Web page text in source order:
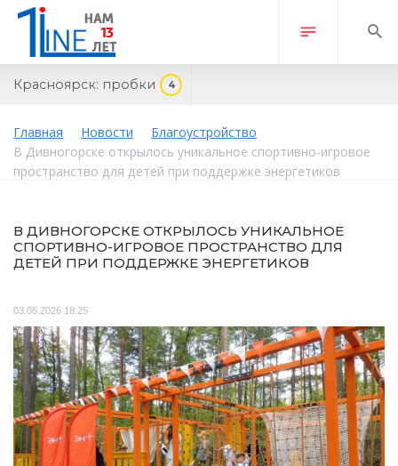
Красноярск: пробки 4
Главная Новости
Благоустройство
В Дивногорске открылось уникальное спортивно-игровое
пространство для детей при поддержке энергетиков
В ДИВНОГОРСКЕ ОТКРЫЛОСЬ УНИКАЛЬНОЕ
СПОРТИВНО-ИГРОВОЕ ПРОСТРАНСТВО ДЛЯ
ДЕТЕЙ ПРИ ПОДДЕРЖКЕ ЭНЕРГЕТИКОВ
03.06.2026 18:25